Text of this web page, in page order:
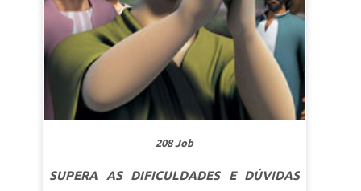
208 Job
SUPERA AS DIFICULDADES E DÚVIDAS